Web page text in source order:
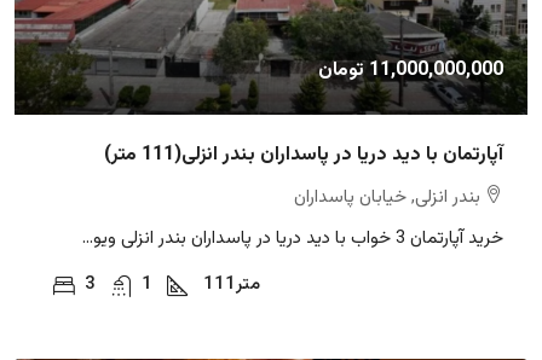
11,000,000,000 تومان
آپارتمان با دید دریا در پاسداران بندر انزلی(111 متر)
بندر انزلی, خیابان پاسداران
خرید آپارتمان 3 خواب با دید دریا در پاسداران بندر انزلی ویو...
3
1 111متر